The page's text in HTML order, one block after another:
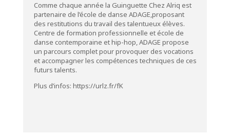
Comme chaque année la Guinguette Chez Alriq est
partenaire de l’école de danse ADAGE,proposant
des restitutions du travail des talentueux élèves.
Centre de formation professionnelle et école de
danse contemporaine et hip-hop, ADAGE propose
un parcours complet pour provoquer des vocations
et accompagner les compétences techniques de ces
futurs talents.
Plus d’infos: https://urlz.fr/fK